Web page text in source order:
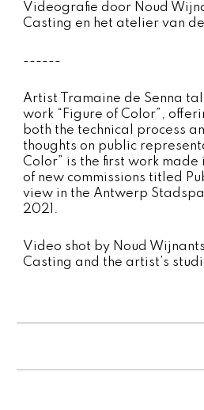
Videografie door Noud
Casting en het atelier van
------
Artist Tramaine de Senna
work “Figure of Color”,
both the technical process
thoughts on public
Color” is the first work
of new commissions titled
view in the Antwerp
2021.
Video shot by Noud
Casting and the artist’s